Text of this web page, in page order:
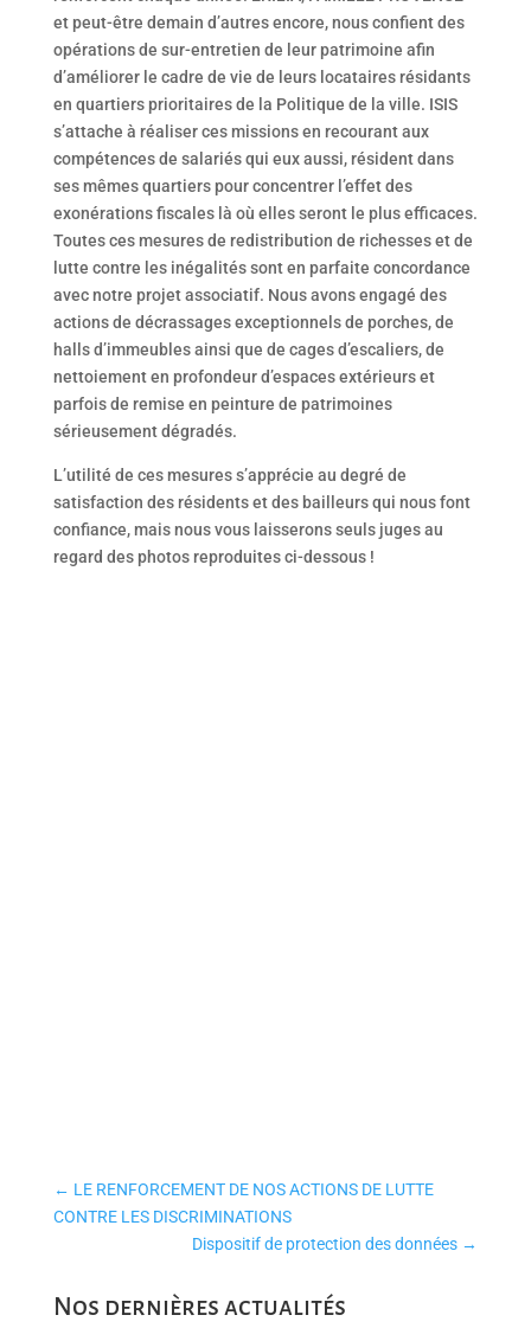
et peut-être demain d’autres encore, nous confient des
opérations de sur-entretien de leur patrimoine afin
d’améliorer le cadre de vie de leurs locataires résidants
en quartiers prioritaires de la Politique de la ville. ISIS
s’attache à réaliser ces missions en recourant aux
compétences de salariés qui eux aussi, résident dans
ses mêmes quartiers pour concentrer l’effet des
exonérations fiscales là où elles seront le plus efficaces.
Toutes ces mesures de redistribution de richesses et de
lutte contre les inégalités sont en parfaite concordance
avec notre projet associatif. Nous avons engagé des
actions de décrassages exceptionnels de porches, de
halls d’immeubles ainsi que de cages d’escaliers, de
nettoiement en profondeur d’espaces extérieurs et
parfois de remise en peinture de patrimoines
sérieusement dégradés.
L’utilité de ces mesures s’apprécie au degré de
satisfaction des résidents et des bailleurs qui nous font
confiance, mais nous vous laisserons seuls juges au
regard des photos reproduites ci-dessous !
← LE RENFORCEMENT DE NOS ACTIONS DE LUTTE
CONTRE LES DISCRIMINATIONS
Dispositif de protection des données →
Nos dernières actualités